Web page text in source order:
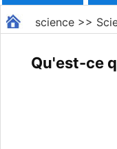
science>>
Qu'est-ce